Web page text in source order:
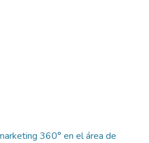
360° en el área de